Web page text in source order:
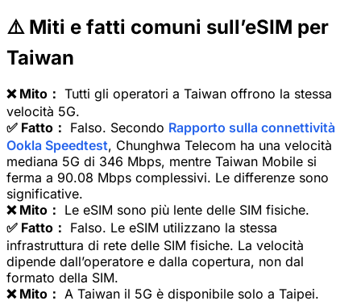
⚠️ Miti e fatti comuni sull’eSIM per
Taiwan
❌ Mito： Tutti gli operatori a Taiwan offrono la stessa
velocità 5G.
✅ Fatto： Falso. Secondo Rapporto sulla connettività
Ookla Speedtest, Chunghwa Telecom ha una velocità
mediana 5G di 346 Mbps, mentre Taiwan Mobile si
ferma a 90.08 Mbps complessivi. Le differenze sono
significative.
❌ Mito： Le eSIM sono più lente delle SIM fisiche.
✅ Fatto： Falso. Le eSIM utilizzano la stessa
infrastruttura di rete delle SIM fisiche. La velocità
dipende dall’operatore e dalla copertura, non dal
formato della SIM.
❌ Mito： A Taiwan il 5G è disponibile solo a Taipei.